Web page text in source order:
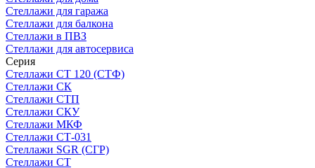
Стеллажи для гаража
Стеллажи для балкона
Стеллажи в ПВЗ
Стеллажи для автосервиса
Серия
Стеллажи СТ 120 (СТФ)
Стеллажи СК
Стеллажи СТП
Стеллажи СКУ
Стеллажи МКФ
Стеллажи СТ-031
Стеллажи SGR (СГР)
Стеллажи СТ